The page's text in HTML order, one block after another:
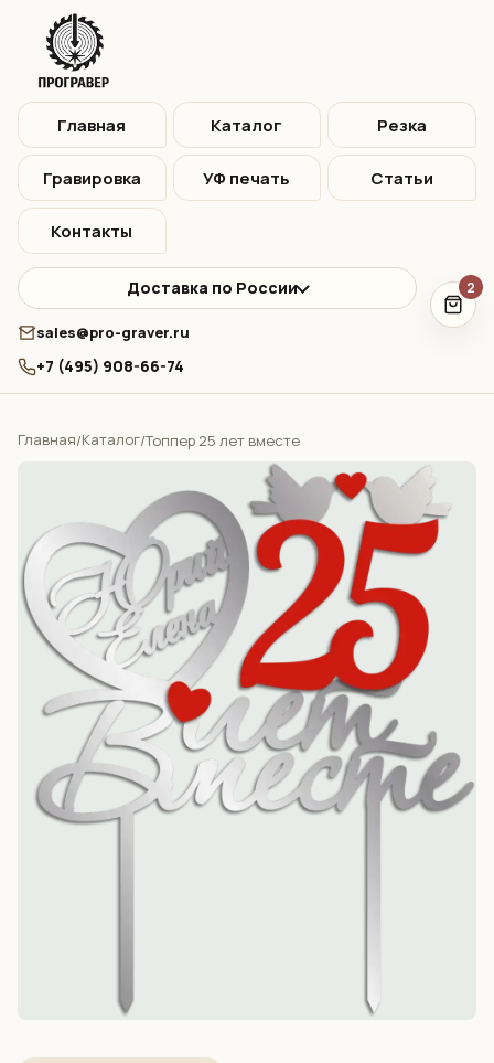
Главная Каталог Резка
Гравировка УФ печать Статьи
Контакты
Доставка по России
sales@pro-graver.ru
+7 (495) 908-66-74
2
Главная/Каталог/Топпер 25 лет вместе